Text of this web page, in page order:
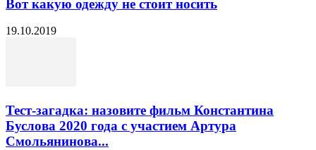
Вот какую одежду не стоит носить
19.10.2019
Тест-загадка: назовите фильм Константина
Буслова 2020 года с участием Артура
Смольянинова...